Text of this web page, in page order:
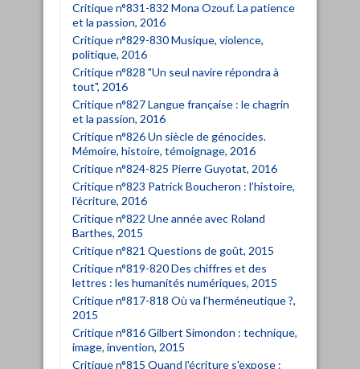
Critique n°831-832 Mona Ozouf. La patience
et la passion, 2016
Critique n°829-830 Musique, violence,
politique, 2016
Critique n°828 "Un seul navire répondra à
tout", 2016
Critique n°827 Langue française : le chagrin
et la passion, 2016
Critique n°826 Un siècle de génocides.
Mémoire, histoire, témoignage, 2016
Critique n°824-825 Pierre Guyotat, 2016
Critique n°823 Patrick Boucheron : l’histoire,
l’écriture, 2016
Critique n°822 Une année avec Roland
Barthes, 2015
Critique n°821 Questions de goût, 2015
Critique n°819-820 Des chiffres et des
lettres : les humanités numériques, 2015
Critique n°817-818 Où va l’herméneutique ?,
2015
Critique n°816 Gilbert Simondon : technique,
image, invention, 2015
Critique n°815 Quand l'écriture s'expose :